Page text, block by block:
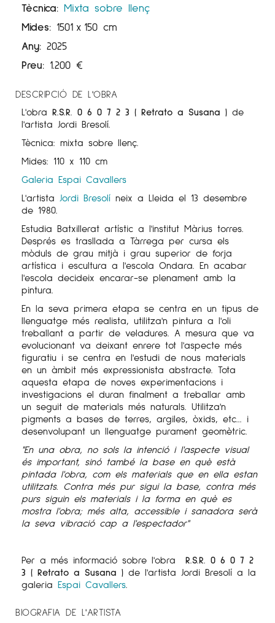
Tècnica: Mixta sobre llenç
Mides: 1501 x 150 cm
Any: 2025
Preu: 1.200 €
DESCRIPCIÓ DE L'OBRA
L'obra R.S.R. 0 6 0 7 2 3 ( Retrato a Susana ) de
l'artista Jordi Bresolí.
Tècnica: mixta sobre llenç.
Mides: 110 x 110 cm
Galeria Espai Cavallers
L'artista Jordi Bresolí neix a Lleida el 13 desembre
de 1980.
Estudia Batxillerat artístic a l'institut Màrius torres.
Després es trasllada a Tàrrega per cursa els
mòduls de grau mitjà i grau superior de forja
artística i escultura a l'escola Ondara. En acabar
l'escola decideix encarar-se plenament amb la
pintura.
En la seva primera etapa se centra en un tipus de
llenguatge més realista, utilitza'n pintura a l'oli
treballant a partir de veladures. A mesura que va
evolucionant va deixant enrere tot l'aspecte més
figuratiu i se centra en l'estudi de nous materials
en un àmbit més expressionista abstracte. Tota
aquesta etapa de noves experimentacions i
investigacions el duran finalment a treballar amb
un seguit de materials més naturals. Utilitza'n
pigments a bases de terres, argiles, òxids, etc... i
desenvolupant un llenguatge purament geomètric.
"En una obra, no sols la intenció i l'aspecte visual
és important, sinó també la base en què està
pintada l'obra, com els materials que en ella estan
utilitzats. Contra més pur sigui la base, contra més
purs siguin els materials i la forma en què es
mostra l'obra; més alta, accessible i sanadora serà
la seva vibració cap a l'espectador"
Per a més informació sobre l'obra R.S.R. 0 6 0 7 2
3 ( Retrato a Susana ) de l'artista Jordi Bresolí a la
galeria Espai Cavallers.
BIOGRAFIA DE L'ARTISTA